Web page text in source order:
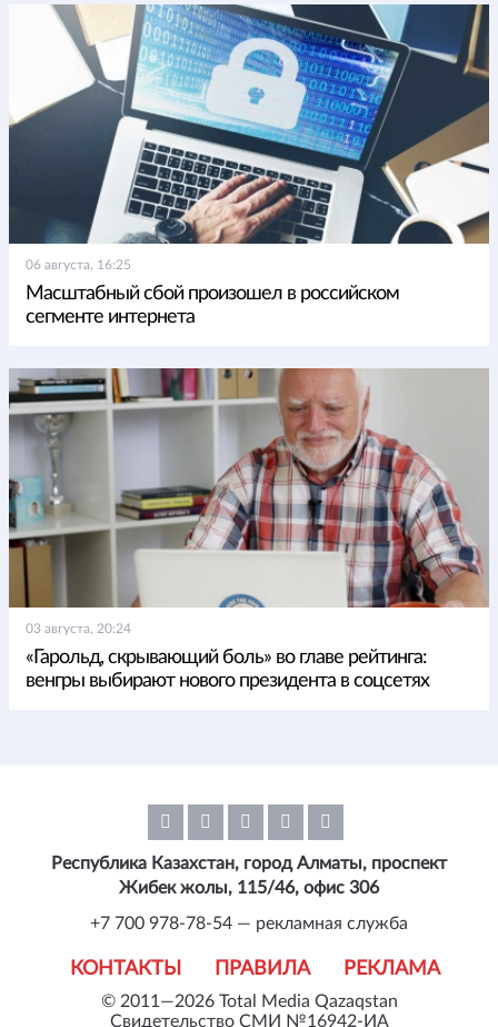
06 августа, 16:25
Масштабный сбой произошел в российском
сегменте интернета
03 августа, 20:24
«Гарольд, скрывающий боль» во главе рейтинга:
венгры выбирают нового президента в соцсетях
© 2011—2026 Total Media Qazaqstan
Свидетельство СМИ №16942-ИА
КОНТАКТЫ ПРАВИЛА РЕКЛАМА
Республика Казахстан, город Алматы, проспект
Жибек жолы, 115/46, офис 306
+7 700 978-78-54 — рекламная служба